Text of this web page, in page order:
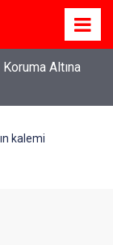
Koruma Altına
kalemi